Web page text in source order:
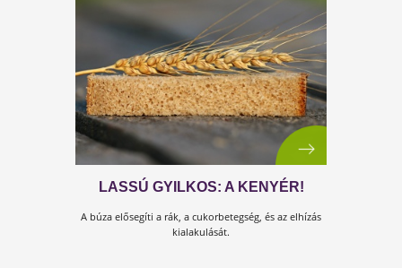
AZ ÖSZTROGÉN DOMINANCIA
JELLEGZETES TÜNETEI
Az alábbi tünetek esetén felmerülhet bennünk az
ösztrogén dominancia gyanúja...